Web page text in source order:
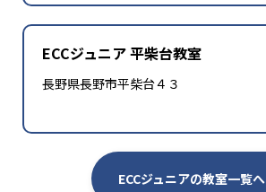
ECCジュニア 平柴台教室
長野県長野市平柴台４３
ECCジュニアの教室一覧へ